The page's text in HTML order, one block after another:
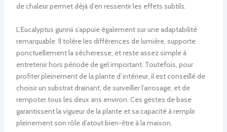
de chaleur permet déjà d’en ressentir les effets subtils.
L’Eucalyptus gunnii s’appuie également sur une adaptabilité
remarquable. Il tolère les différences de lumière, supporte
ponctuellement la sécheresse, et reste assez simple à
entretenir hors période de gel important. Toutefois, pour
profiter pleinement de la plante d’intérieur, il est conseillé de
choisir un substrat drainant, de surveiller l’arrosage, et de
rempoter tous les deux ans environ. Ces gestes de base
garantissent la vigueur de la plante et sa capacité à remplir
pleinement son rôle d’atout bien-être à la maison.